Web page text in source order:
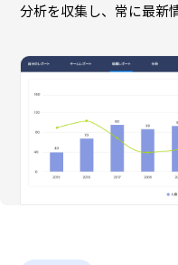
分析を収集し、常に最新